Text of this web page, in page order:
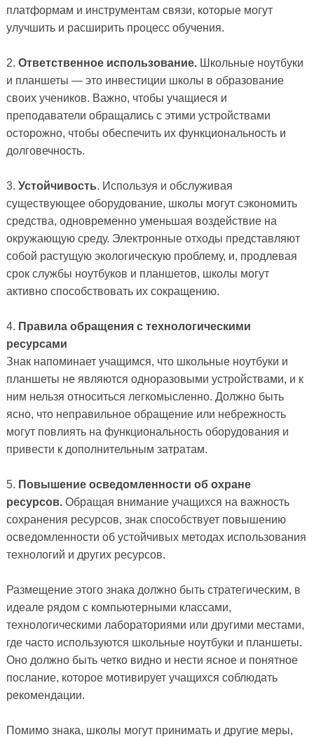
платформам и инструментам связи, которые могут
улучшить и расширить процесс обучения.
2. Ответственное использование.Школьные ноутбуки
и планшеты — это инвестиции школы в образование
своих учеников. Важно, чтобы учащиеся и
преподаватели обращались с этими устройствами
осторожно, чтобы обеспечить их функциональность и
долговечность.
3. Устойчивость. Используя и обслуживая
существующее оборудование, школы могут сэкономить
средства, одновременно уменьшая воздействие на
окружающую среду. Электронные отходы представляют
собой растущую экологическую проблему, и, продлевая
срок службы ноутбуков и планшетов, школы могут
активно способствовать их сокращению.
4. Правила обращения с технологическими
ресурсами
Знак напоминает учащимся, что школьные ноутбуки и
планшеты не являются одноразовыми устройствами, и к
ним нельзя относиться легкомысленно. Должно быть
ясно, что неправильное обращение или небрежность
могут повлиять на функциональность оборудования и
привести к дополнительным затратам.
5. Повышение осведомленности об охране
ресурсов.Обращая внимание учащихся на важность
сохранения ресурсов, знак способствует повышению
осведомленности об устойчивых методах использования
технологий и других ресурсов.
Размещение этого знака должно быть стратегическим, в
идеале рядом с компьютерными классами,
технологическими лабораториями или другими местами,
где часто используются школьные ноутбуки и планшеты.
Оно должно быть четко видно и нести ясное и понятное
послание, которое мотивирует учащихся соблюдать
рекомендации.
Помимо знака, школы могут принимать и другие меры,